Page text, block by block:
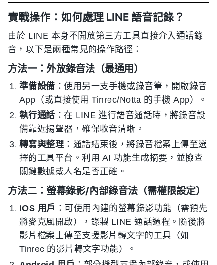
實戰操作：如何處理 LINE 語音記錄？
由於 LINE 本身不開放第三方工具直接介入通話錄
音，以下是兩種常見的操作路徑：
方法一：外放錄音法（最通用）
準備設備 ：使用另一支手機或錄音筆，開啟錄音
App（或直接使用 Tinrec/Notta 的手機 App）。
執行通話 ：在 LINE 進行語音通話時，將錄音設
備靠近揚聲器，確保收音清晰。
轉寫與整理：通話結束後，將錄音檔案上傳至選
擇的工具平台。利用 AI 功能生成摘要，並檢查
關鍵數據或人名是否正確。
方法二：螢幕錄影/內部錄音法（需權限設定）
iOS 用戶 ：可使用內建的螢幕錄影功能（需預先
將麥克風開啟），錄製 LINE 通話過程。隨後將
影片檔案上傳至支援影片轉文字的工具（如
Tinrec 的影片轉文字功能）。